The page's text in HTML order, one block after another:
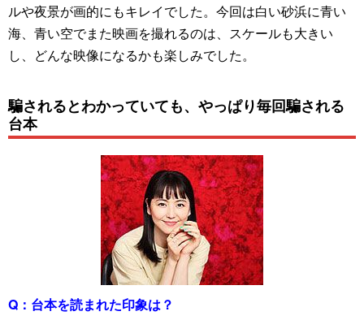
ルや夜景が画的にもキレイでした。今回は白い砂浜に青い
海、青い空でまた映画を撮れるのは、スケールも大きい
し、どんな映像になるかも楽しみでした。
騙されるとわかっていても、やっぱり毎回騙される
台本
Q： 台本を読まれた印象は？